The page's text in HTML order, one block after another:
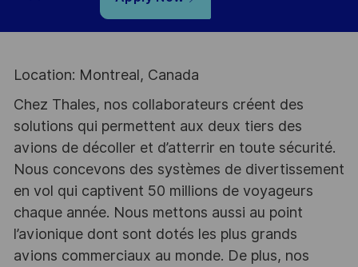
Location: Montreal, Canada
Chez Thales, nos collaborateurs créent des
solutions qui permettent aux deux tiers des
avions de décoller et d’atterrir en toute sécurité.
Nous concevons des systèmes de divertissement
en vol qui captivent 50 millions de voyageurs
chaque année. Nous mettons aussi au point
l’avionique dont sont dotés les plus grands
avions commerciaux au monde. De plus, nos